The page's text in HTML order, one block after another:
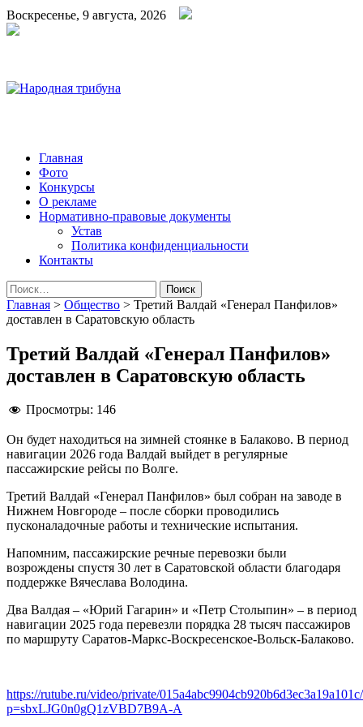
Воскресенье, 9 августа, 2026
Народная трибуна
Калининская районная газета
Главная
Фото
Конкурсы
О рекламе
Нормативно-правовые документы
Устав
Политика конфиденциальности
Контакты
Найти:
Главная > Общество > Третий Валдай «Генерал Панфилов»
доставлен в Саратовскую область
Третий Валдай «Генерал Панфилов»
доставлен в Саратовскую область
Просмотры: 146
Он будет находиться на зимней стоянке в Балаково. В период
навигации 2026 года Валдай выйдет в регулярные
пассажирские рейсы по Волге.
Третий Валдай «Генерал Панфилов» был собран на заводе в
Нижнем Новгороде – после сборки проводились
пусконаладочные работы и технические испытания.
Напомним, пассажирские речные перевозки были
возрождены спустя 30 лет в Саратовской области благодаря
поддержке Вячеслава Володина.
Два Валдая – «Юрий Гагарин» и «Петр Столыпин» – в период
навигации 2025 года перевезли порядка 28 тысяч пассажиров
по маршруту Саратов-Маркс-Воскресенское-Вольск-Балаково.
https://rutube.ru/video/private/
p=sbxLJG0n0gQ1zVBD7B9A-A